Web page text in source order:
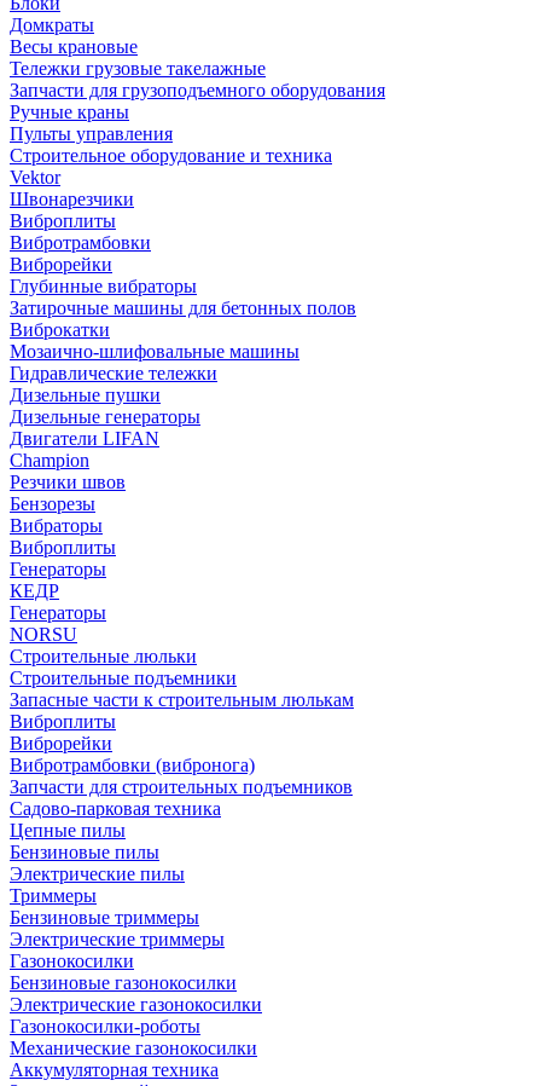
Домкраты
Весы крановые
Тележки грузовые такелажные
Запчасти для грузоподъемного оборудования
Ручные краны
Пульты управления
Строительное оборудование и техника
Vektor
Швонарезчики
Виброплиты
Вибротрамбовки
Виброрейки
Глубинные вибраторы
Затирочные машины для бетонных полов
Виброкатки
Мозаично-шлифовальные машины
Гидравлические тележки
Дизельные пушки
Дизельные генераторы
Двигатели LIFAN
Champion
Резчики швов
Бензорезы
Вибраторы
Виброплиты
Генераторы
КЕДР
Генераторы
NORSU
Строительные люльки
Строительные подъемники
Запасные части к строительным люлькам
Виброплиты
Виброрейки
Вибротрамбовки (вибронога)
Запчасти для строительных подъемников
Садово-парковая техника
Цепные пилы
Бензиновые пилы
Электрические пилы
Триммеры
Бензиновые триммеры
Электрические триммеры
Газонокосилки
Бензиновые газонокосилки
Электрические газонокосилки
Газонокосилки-роботы
Механические газонокосилки
Аккумуляторная техника